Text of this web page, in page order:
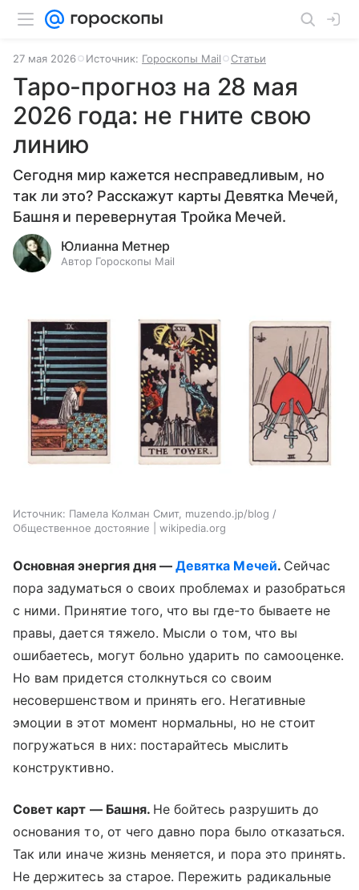
27 мая 2026 Источник: Гороскопы Mail Статьи
Таро-прогноз на 28 мая
2026 года: не гните свою
линию
Сегодня мир кажется несправедливым, но
так ли это? Расскажут карты Девятка Мечей,
Башня и перевернутая Тройка Мечей.
Юлианна Метнер
Автор Гороскопы Mail
Источник: Памела Колман Смит, muzendo.jp/blog /
Общественное достояние | wikipedia.org
Основная энергия дня —Девятка Мечей. Сейчас
пора задуматься о своих проблемах и разобраться
с ними. Принятие того, что вы где-то бываете не
правы, дается тяжело. Мысли о том, что вы
ошибаетесь, могут больно ударить по самооценке.
Но вам придется столкнуться со своим
несовершенством и принять его. Негативные
эмоции в этот момент нормальны, но не стоит
погружаться в них: постарайтесь мыслить
конструктивно.
Совет карт — Башня. Не бойтесь разрушить до
основания то, от чего давно пора было отказаться.
Так или иначе жизнь меняется, и пора это принять.
Не держитесь за старое. Пережить радикальные